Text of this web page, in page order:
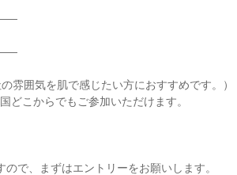
雰囲気を肌で感じたい方におすすめです。）
どこからでもご参加いただけます。
で、まずはエントリーをお願いします。